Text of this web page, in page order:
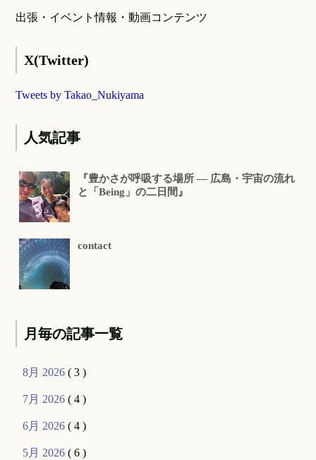
出張・イベント情報・動画コンテンツ
X(Twitter)
Tweets by Takao_Nukiyama
人気記事
『豊かさが呼吸する場所 ― 広島・宇宙の流れ
と「Being」の二日間』
contact
月毎の記事一覧
8月 2026( 3 )
7月 2026( 4 )
6月 2026( 4 )
5月 2026( 6 )